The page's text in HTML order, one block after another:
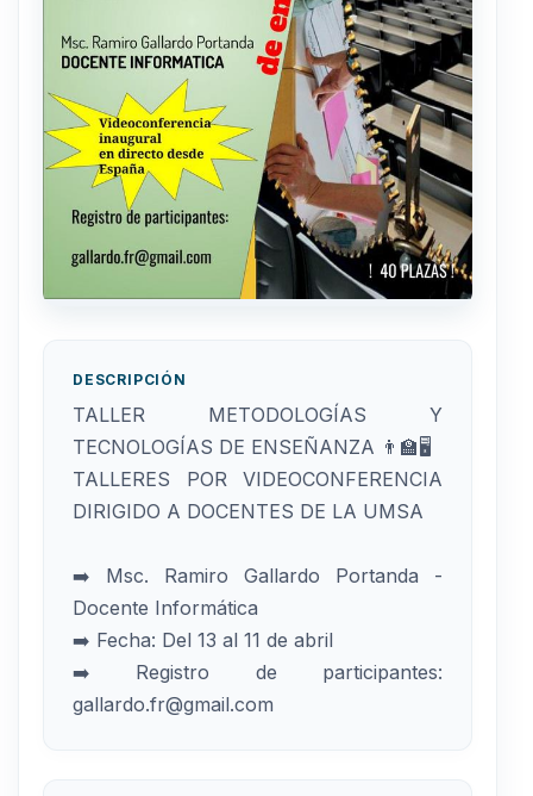
DESCRIPCIÓN
TALLER METODOLOGÍAS Y
TECNOLOGÍAS DE ENSEÑANZA 👨🏫🖥
TALLERES POR VIDEOCONFERENCIA
DIRIGIDO A DOCENTES DE LA UMSA
➡️ Msc. Ramiro Gallardo Portanda -
Docente Informática
➡️ Fecha: Del 13 al 11 de abril
➡️ Registro de participantes:
gallardo.fr@gmail.com